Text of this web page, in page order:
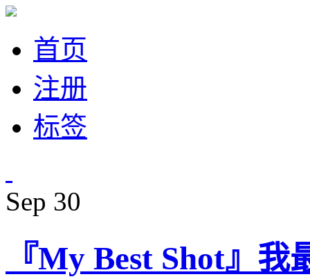
首页
注册
标签
Sep 30
『My Best Shot』